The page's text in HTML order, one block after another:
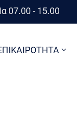
07.00 - 15.00